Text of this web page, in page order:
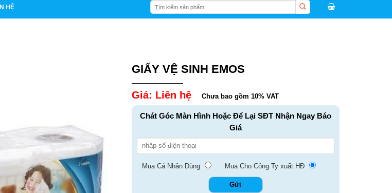
HỆ
Tìm
kiếm:
GIẤY VỆ SINH EMOS
Giá: Liên hệ Chưa bao gồm 10% VAT
Chát Góc Màn Hình Hoặc Để Lại SĐT Nhận Ngay Báo
Giá
Mua Cá Nhân Dùng Mua Cho Công Ty xuất HĐ